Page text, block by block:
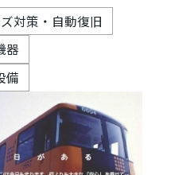
対策・自動復旧
器
備